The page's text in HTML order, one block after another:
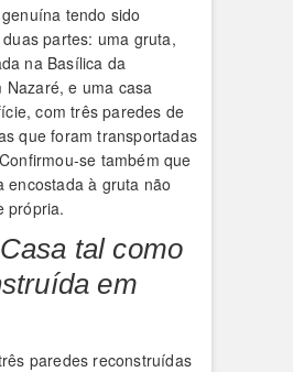
tendo sido
partes: uma gruta,
na Basílica da
Nazaré, e uma casa
com três paredes de
que foram transportadas
se também que
encostada à gruta não
própria.
tal como
em
paredes reconstruídas